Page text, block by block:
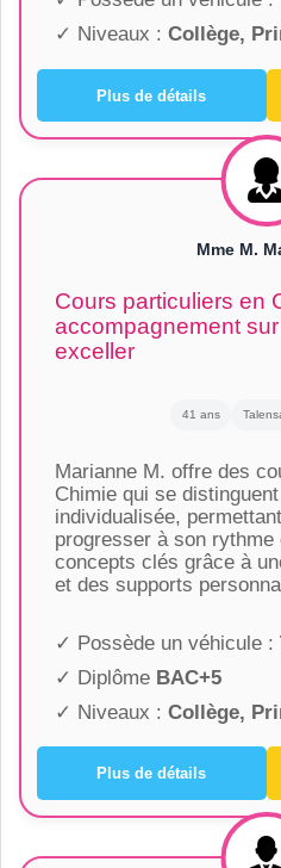
✓ Niveaux : Collège,
Plus de détails
Mme M.
Cours particuliers en
accompagnement
exceller
41 ans
Marianne M. offre des
Chimie qui se
individualisée,
progresser à son
concepts clés grâce à
et des supports
✓ Possède un véhicule :
✓ Diplôme BAC+5
✓ Niveaux : Collège,
Plus de détails